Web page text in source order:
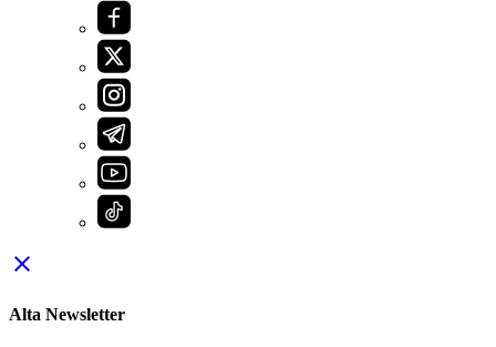
close
Alta Newsletter